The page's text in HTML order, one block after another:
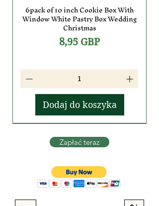
6pack of 10 inch Cookie Box With
Window White Pastry Box Wedding
Christmas
Cena
8,95 GBP
Dodaj do koszyka
Zapłać teraz